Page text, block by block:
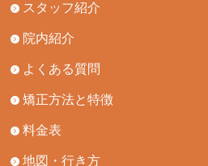
スタッフ紹介
院内紹介
よくある質問
矯正方法と特徴
料金表
地図・行き方